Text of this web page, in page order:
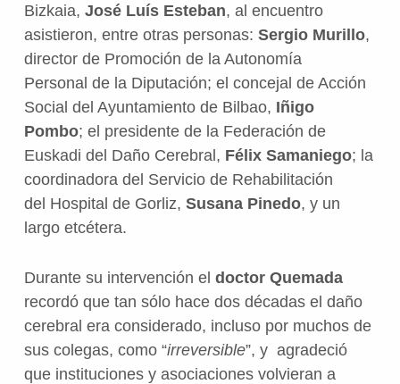
Bizkaia, José Luís Esteban, al encuentro
asistieron, entre otras personas: ‎ Sergio Murillo,
director de Promoción de la Autonomía
Personal de la Diputación; el concejal de Acción
Social del Ayuntamiento de Bilbao, Iñigo
Pombo; el presidente de la Federación de
Euskadi del Daño Cerebral, Félix Samaniego; la
coordinadora del Servicio de Rehabilitación
del Hospital de Gorliz, Susana Pinedo, y un
largo etcétera.
Durante su intervención el doctor Quemada
recordó que tan sólo hace dos décadas el daño
cerebral era considerado, incluso por muchos de
sus colegas, como “irreversible”, y agradeció
que instituciones y asociaciones volvieran a